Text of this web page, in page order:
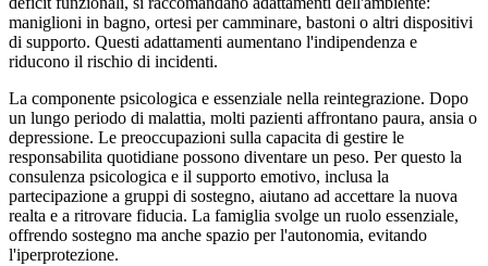
maniglioni in bagno, ortesi per camminare, bastoni o altri dispositivi
di supporto. Questi adattamenti aumentano l'indipendenza e
riducono il rischio di incidenti.
La componente psicologica e essenziale nella reintegrazione. Dopo
un lungo periodo di malattia, molti pazienti affrontano paura, ansia o
depressione. Le preoccupazioni sulla capacita di gestire le
responsabilita quotidiane possono diventare un peso. Per questo la
consulenza psicologica e il supporto emotivo, inclusa la
partecipazione a gruppi di sostegno, aiutano ad accettare la nuova
realta e a ritrovare fiducia. La famiglia svolge un ruolo essenziale,
offrendo sostegno ma anche spazio per l'autonomia, evitando
l'iperprotezione.